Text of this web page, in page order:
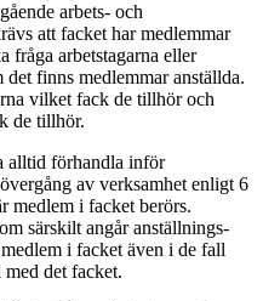
arbets- och
att facket har medlemmar
fråga arbetstagarna eller
finns medlemmar anställda.
vilket fack de tillhör och
de tillhör.
alltid förhandla inför
av verksamhet enligt 6
medlem i facket berörs.
särskilt angår anställnings-
i facket även i de fall
det facket.